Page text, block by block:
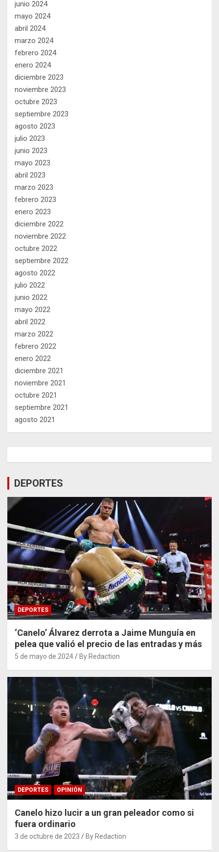
junio 2024
mayo 2024
abril 2024
marzo 2024
febrero 2024
enero 2024
diciembre 2023
noviembre 2023
octubre 2023
septiembre 2023
agosto 2023
julio 2023
junio 2023
mayo 2023
abril 2023
marzo 2023
febrero 2023
enero 2023
diciembre 2022
noviembre 2022
octubre 2022
septiembre 2022
agosto 2022
julio 2022
junio 2022
mayo 2022
abril 2022
marzo 2022
febrero 2022
enero 2022
diciembre 2021
noviembre 2021
octubre 2021
septiembre 2021
agosto 2021
DEPORTES
DEPORTES
‘Canelo’ Álvarez derrota a Jaime Munguía en
pelea que valió el precio de las entradas y más
5 de mayo de 2024 By Redaction
DEPORTES OPINIÓN
Canelo hizo lucir a un gran peleador como si
fuera ordinario
3 de octubre de 2023 By Redaction